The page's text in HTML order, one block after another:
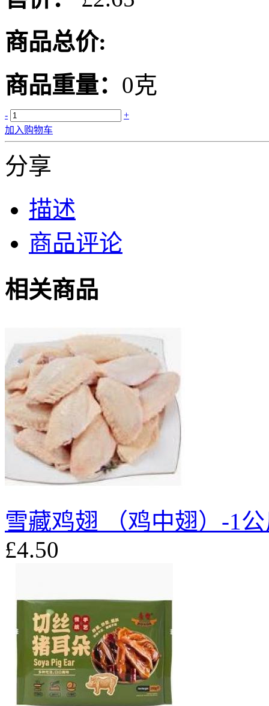
商品总价:
商品重量： 0克
-
+
加入购物车
分享
描述
商品评论
相关商品
雪藏鸡翅 （鸡中翅）-1
£4.50